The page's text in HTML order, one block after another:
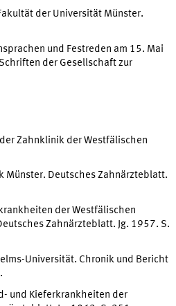
der Universität Münster.
und Festreden am 15. Mai
der Gesellschaft zur
Zahnklinik der Westfälischen
Münster. Deutsches Zahnärzteblatt.
der Westfälischen
Zahnärzteblatt. Jg. 1957. S.
Universität. Chronik und Bericht
und Kieferkrankheiten der